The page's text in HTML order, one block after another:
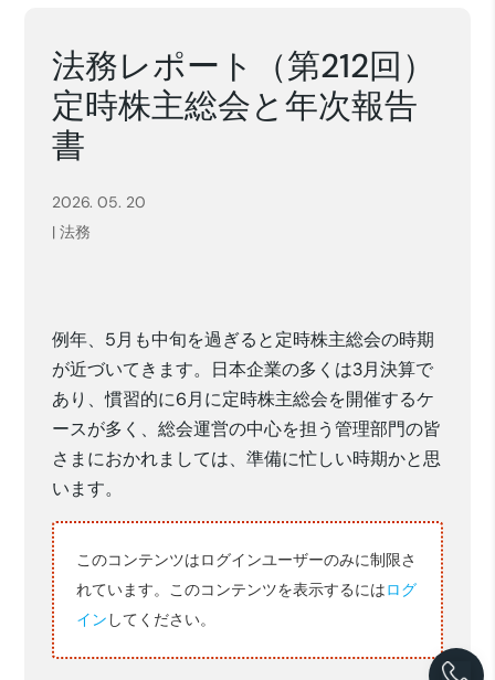
法務レポート（第212回）
定時株主総会と年次報告
書
2026. 05. 20
|法務
例年、5月も中旬を過ぎると定時株主総会の時期
が近づいてきます。日本企業の多くは3月決算で
あり、慣習的に6月に定時株主総会を開催するケ
ースが多く、総会運営の中心を担う管理部門の皆
さまにおかれましては、準備に忙しい時期かと思
います。
このコンテンツはログインユーザーのみに制限さ
れています。このコンテンツを表示するにはログ
イン してください。